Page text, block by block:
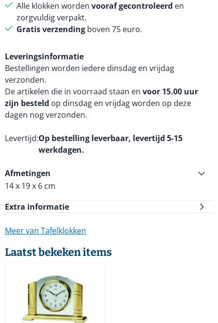
Alle klokken worden vooraf gecontroleerd en
zorgvuldig verpakt.
Gratis verzending boven 75 euro.
Leveringsinformatie
Bestellingen worden iedere dinsdag en vrijdag
verzonden.
De artikelen die in voorraad staan en voor 15.00 uur
zijn besteld op dinsdag en vrijdag worden op deze
dagen nog verzonden.
Levertijd Op bestelling leverbaar, levertijd 5-15
werkdagen.
Afmetingen
14 x 19 x 6 cm
Extra informatie
Meer van Tafelklokken
Laatst bekeken items